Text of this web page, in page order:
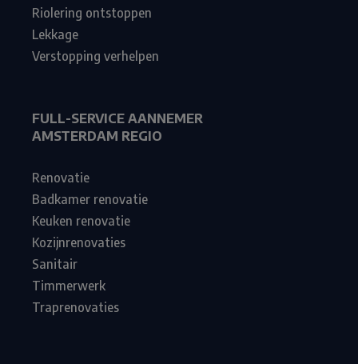
Riolering ontstoppen
Lekkage
Verstopping verhelpen
FULL-SERVICE AANNEMER
AMSTERDAM REGIO
Renovatie
Badkamer renovatie
Keuken renovatie
Kozijnrenovaties
Sanitair
Timmerwerk
Traprenovaties